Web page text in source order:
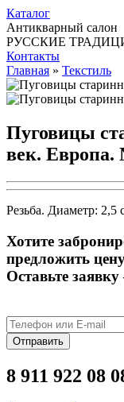
Каталог
Антикварный салон
РУССКИЕ
Контакты
Главная » Текстиль
Пуговицы
век. Европа.
Резьба. Диаметр: 2,5
Хотите
предложить
Оставьте
Отправить
8 911 922 08